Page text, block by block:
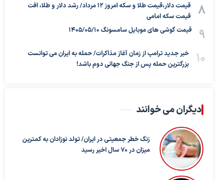
قیمت دلار،قیمت طلا و سکه امروز ۱۲ مرداد/ رشد دلار و طلا، افت
قیمت سکه امامی
قیمت گوشی های موبایل سامسونگ 1405/05/10
خبر جدید ترامپ از زمان آغاز مذاکرات/ حمله به ایران می توانست
بزرگترین حمله پس از جنگ جهانی دوم باشد!
دیگران می خوانند
زنگ خطر جمعیتی در ایران/ تولد نوزادان به کمترین
میزان در ۷۰ سال اخیر رسید